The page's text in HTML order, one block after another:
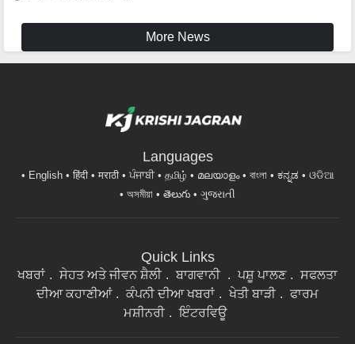
More News
Languages
English हिंदी मराठी ਪੰਜਾਬੀ தமிழ் മലയാളം বাংলা ಕನ್ನಡ
ଓଡିଆ
অসমীয়া
తెలుగు ગુજરાતી
Quick Links
ਖਬਰਾਂ ਸੇਹਤ ਅਤੇ ਜੀਵਨ ਸ਼ੈਲੀ ਬਾਗਵਾਨੀ ਪਸ਼ੂ ਪਾਲਣ
ਸਫਲਤਾ
ਦੀਆ ਕਹਾਣੀਆਂ
ਕੰਪਨੀ ਦੀਆ ਖਬਰਾਂ ਖੇਤੀ ਬਾੜੀ
ਫਾਰਮ
ਮਸ਼ੀਨਰੀ
ਇੰਟਰਵਿਊ